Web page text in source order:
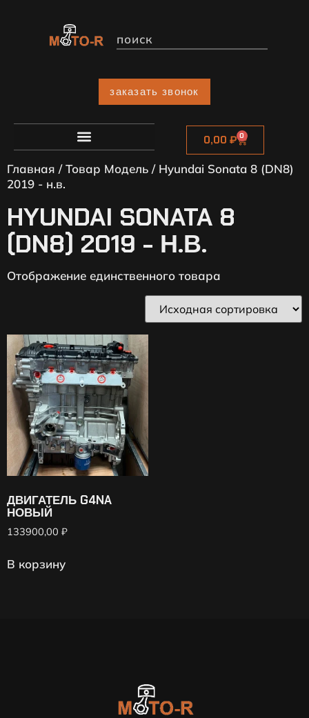
заказать звонок
0,00 ₽ 0
Главная / Товар Модель / Hyundai Sonata 8 (DN8)
2019 - н.в.
HYUNDAI SONATA 8
(DN8) 2019 - Н.В.
Отображение единственного товара
ДВИГАТЕЛЬ G4NA
НОВЫЙ
133900,00 ₽
В корзину